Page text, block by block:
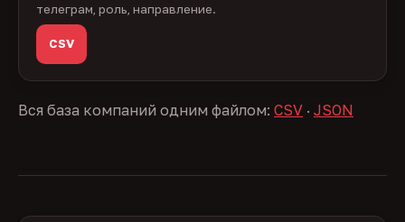
телеграм, роль, направление.
CSV
Вся база компаний одним файлом: CSV · JSON